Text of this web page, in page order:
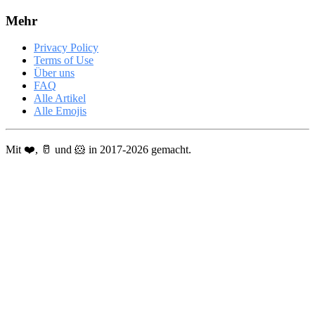
Mehr
Privacy Policy
Terms of Use
Über uns
FAQ
Alle Artikel
Alle Emojis
Mit ❤️, 🥛 und 🐹 in 2017-2026 gemacht.